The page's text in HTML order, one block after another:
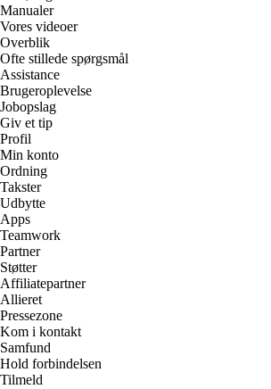
Manualer
Vores videoer
Overblik
Ofte stillede spørgsmål
Assistance
Brugeroplevelse
Jobopslag
Giv et tip
Profil
Min konto
Ordning
Takster
Udbytte
Apps
Teamwork
Partner
Støtter
Affiliatepartner
Allieret
Pressezone
Kom i kontakt
Samfund
Hold forbindelsen
Tilmeld